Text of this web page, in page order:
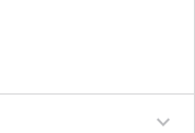
expand_more